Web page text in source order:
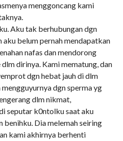
menggoncang kami
Aku tak berhubungan dgn
aku belum pernah mendapatkan
nafas dan mendorong
dirinya. Kami mematung, dan
dgn hebat jauh di dlm
mengguyurnya dgn sperma yg
dlm nikmat,
seputar k0ntolku saat aku
benihku. Dia melemah seiring
kami akhirnya berhenti